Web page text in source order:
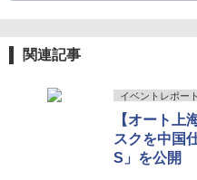
関連記事
イベントレポート
【オート上
スクを中国
S」を公開